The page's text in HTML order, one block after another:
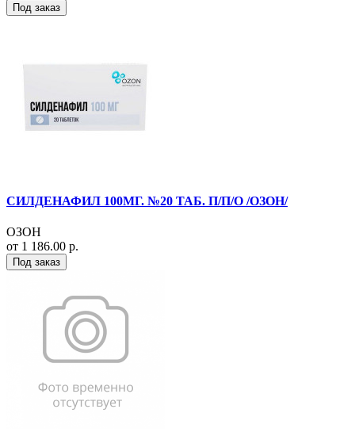
Под заказ
СИЛДЕНАФИЛ 100МГ. №20 ТАБ. П/П/О /ОЗОН/
ОЗОН
от 1 186.00 р.
Под заказ